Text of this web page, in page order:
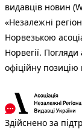
видавців новин
«Незалежні
Норвезькою
Норвегії.
офіційну
Здійснено за